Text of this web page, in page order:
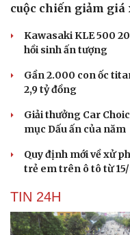
cuộc chiến giảm giá
Kawasaki KLE 500
hồi sinh ấn tượng
Gần 2.000 con ốc
2,9 tỷ đồng
Giải thưởng Car
mục Dấu ấn của năm
Quy định mới về xử
trẻ em trên ô tô từ
TIN 24H